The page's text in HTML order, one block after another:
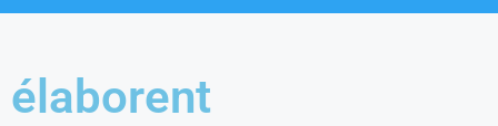
élaborent